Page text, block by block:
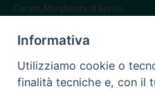
Corato, Margherita di Savoia,
Regione ecclesiastica Puglia
Informativa
Utilizziamo cookie o
finalità tecniche e, con il